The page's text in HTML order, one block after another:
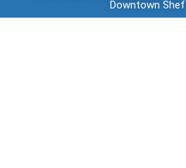
Downtown